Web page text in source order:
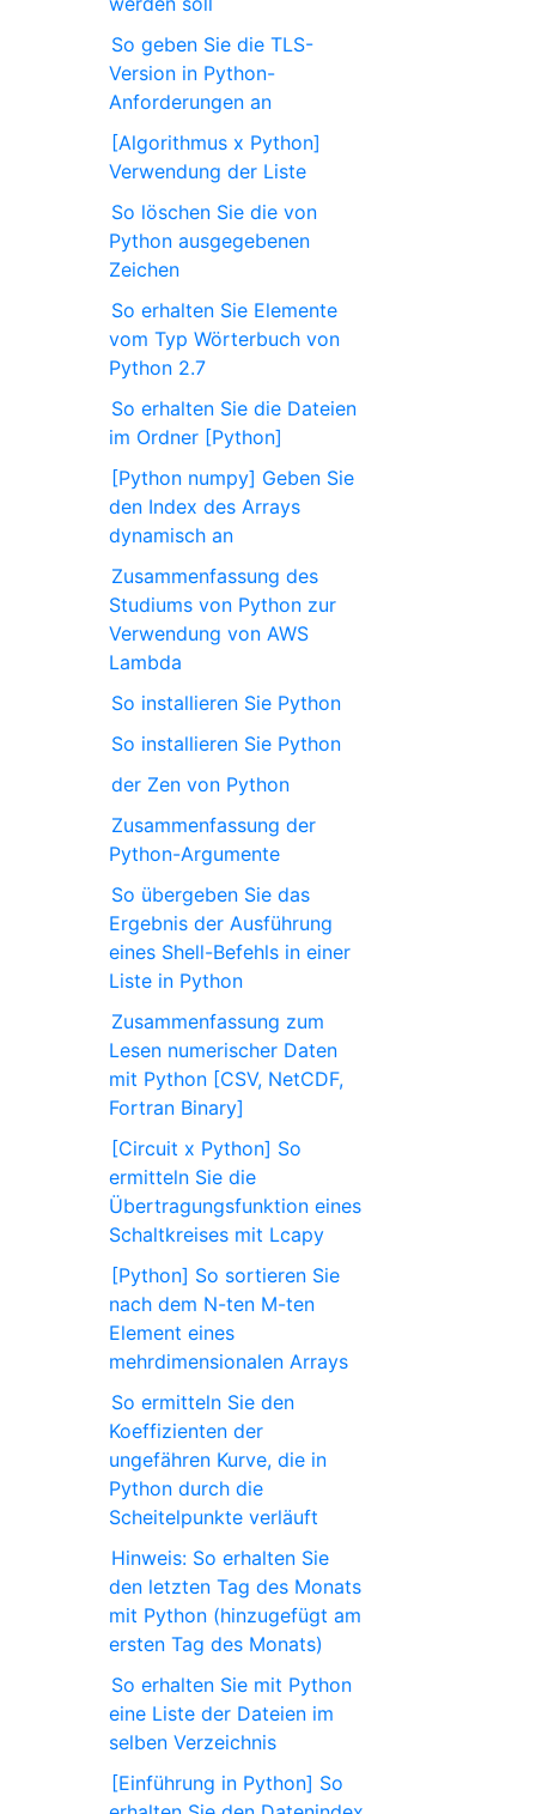
So geben Sie die TLS-
Version in Python-
Anforderungen an
[Algorithmus x Python]
Verwendung der Liste
So löschen Sie die von
Python ausgegebenen
Zeichen
So erhalten Sie Elemente
vom Typ Wörterbuch von
Python 2.7
So erhalten Sie die Dateien
im Ordner [Python]
[Python numpy] Geben Sie
den Index des Arrays
dynamisch an
Zusammenfassung des
Studiums von Python zur
Verwendung von AWS
Lambda
So installieren Sie Python
So installieren Sie Python
der Zen von Python
Zusammenfassung der
Python-Argumente
So übergeben Sie das
Ergebnis der Ausführung
eines Shell-Befehls in einer
Liste in Python
Zusammenfassung zum
Lesen numerischer Daten
mit Python [CSV, NetCDF,
Fortran Binary]
[Circuit x Python] So
ermitteln Sie die
Übertragungsfunktion eines
Schaltkreises mit Lcapy
[Python] So sortieren Sie
nach dem N-ten M-ten
Element eines
mehrdimensionalen Arrays
So ermitteln Sie den
Koeffizienten der
ungefähren Kurve, die in
Python durch die
Scheitelpunkte verläuft
Hinweis: So erhalten Sie
den letzten Tag des Monats
mit Python (hinzugefügt am
ersten Tag des Monats)
So erhalten Sie mit Python
eine Liste der Dateien im
selben Verzeichnis
[Einführung in Python] So